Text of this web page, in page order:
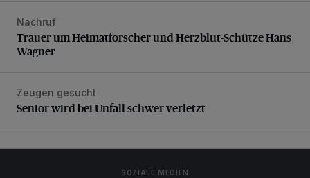
Trauer um Heimatforscher und Herzblut-Schütze Hans
Nachruf
Trauer um Heimatforscher und Herzblut-Schütze Hans
Wagner
Senior wird bei Unfall schwer verletzt
Zeugen gesucht
Senior wird bei Unfall schwer verletzt
SOZIALE MEDIEN